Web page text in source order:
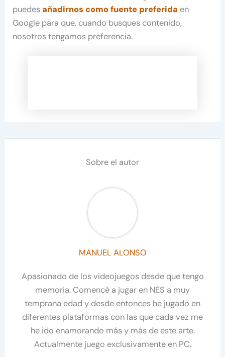
puedesañadirnos como fuente preferida en
Google para que, cuando busques contenido,
nosotros tengamos preferencia.
Sobre el autor
MANUEL ALONSO
Apasionado de los videojuegos desde que tengo
memoria. Comencé a jugar en NES a muy
temprana edad y desde entonces he jugado en
diferentes plataformas con las que cada vez me
he ido enamorando más y más de este arte.
Actualmente juego exclusivamente en PC.